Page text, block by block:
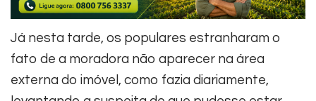
Já nesta tarde, os populares estranharam o
fato de a moradora não aparecer na área
externa do imóvel, como fazia diariamente,